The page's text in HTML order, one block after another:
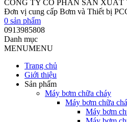
CÔNG TY CỔ PHẦN SẢN
Đơn vị cung cấp Bơm và Thiết bị
0 sản phẩm
0913985808
Danh mục
MENUMENU
Trang chủ
Giới thiệu
Sản phẩm
Máy bơm chữa cháy
Máy bơm chữa
Máy bơm